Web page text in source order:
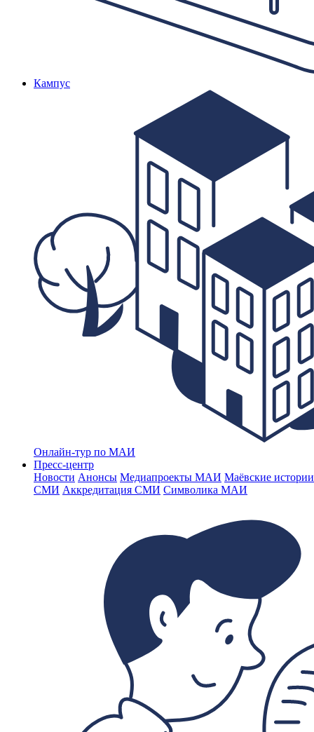
Кампус
Онлайн-тур по МАИ
Пресс-центр
Новости Анонсы Медиапроекты МАИ Маёвские
СМИ Аккредитация СМИ Символика МАИ